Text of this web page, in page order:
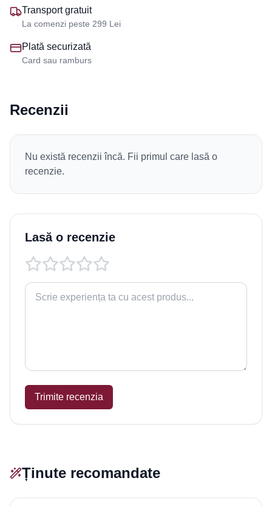
Transport gratuit
La comenzi peste 299 Lei
Plată securizată
Card sau ramburs
Recenzii
Nu există recenzii încă. Fii primul care lasă o
recenzie.
Lasă o recenzie
Trimite recenzia
Ținute recomandate